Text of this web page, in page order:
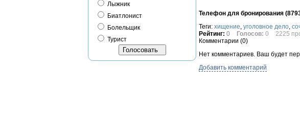
Лыжник
Биатлонист
Болельщик
Турист
Телефон для бронирования
Теги: хищение, уголовное дело,
Рейтинг: 0 Голосов: 0
2225
Комментарии (0)
Нет комментариев. Ваш будет
Добавить комментарий